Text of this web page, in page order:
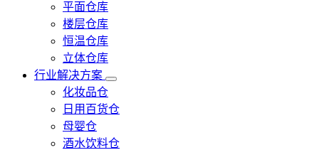
平面仓库
楼层仓库
恒温仓库
立体仓库
行业解决方案
化妆品仓
日用百货仓
母婴仓
酒水饮料仓